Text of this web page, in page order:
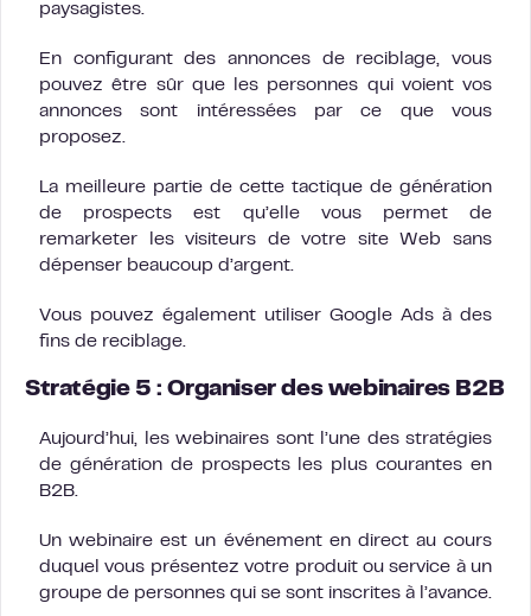
paysagistes.
En configurant des annonces de reciblage, vous
pouvez être sûr que les personnes qui voient vos
annonces sont intéressées par ce que vous
proposez.
La meilleure partie de cette tactique de génération
de prospects est qu’elle vous permet de
remarketer les visiteurs de votre site Web sans
dépenser beaucoup d’argent.
Vous pouvez également utiliser Google Ads à des
fins de reciblage.
Stratégie 5 : Organiser des webinaires B2B
Aujourd’hui, les webinaires sont l’une des stratégies
de génération de prospects les plus courantes en
B2B.
Un webinaire est un événement en direct au cours
duquel vous présentez votre produit ou service à un
groupe de personnes qui se sont inscrites à l’avance.